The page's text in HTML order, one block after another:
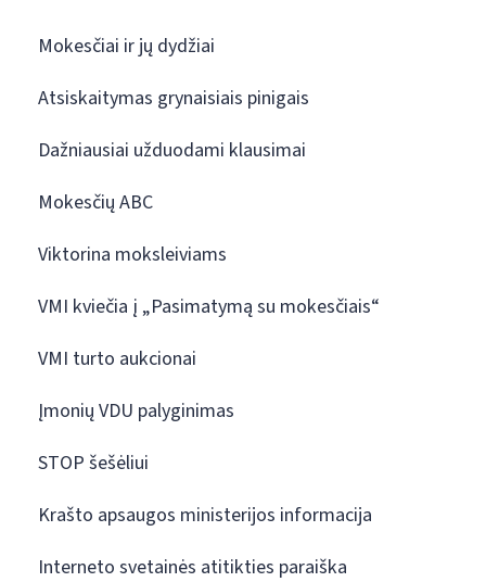
Mokesčiai ir jų dydžiai
Atsiskaitymas grynaisiais pinigais
Dažniausiai užduodami klausimai
Mokesčių ABC
Viktorina moksleiviams
VMI kviečia į „Pasimatymą su mokesčiais“
VMI turto aukcionai
Įmonių VDU palyginimas
STOP šešėliui
Krašto apsaugos ministerijos informacija
Interneto svetainės atitikties paraiška